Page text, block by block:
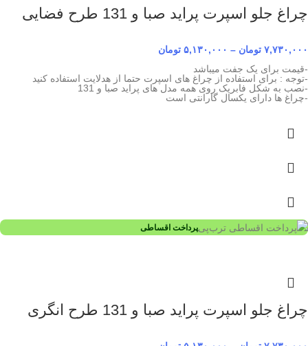
چراغ جلو اسپرت پراید صبا و 131 طرح فضایی
۷,۷۳۰,۰۰۰ تومان – ۵,۱۳۰,۰۰۰ تومان
-قیمت برای یک جفت میباشد
-توجه : برای استفاده از چراغ های اسپرت حتما از هدلایت استفاده کنید
-نصب به شکل فابریک روی همه مدل های پراید صبا و 131
-چراغ ها دارای یکسال گارانتی است
پرداخت اقساطی
چراغ جلو اسپرت پراید صبا و 131 طرح انگری